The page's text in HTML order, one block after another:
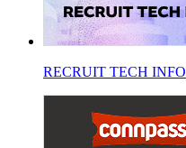
RECRUIT TECH INFO